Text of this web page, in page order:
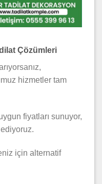
Çözümleri
hizmetler tam
fiyatları sunuyor,
için alternatif